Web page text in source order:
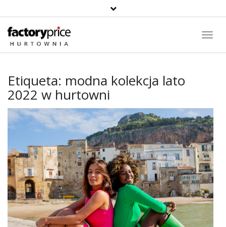
Etiqueta: modna kolekcja lato
2022 w hurtowni